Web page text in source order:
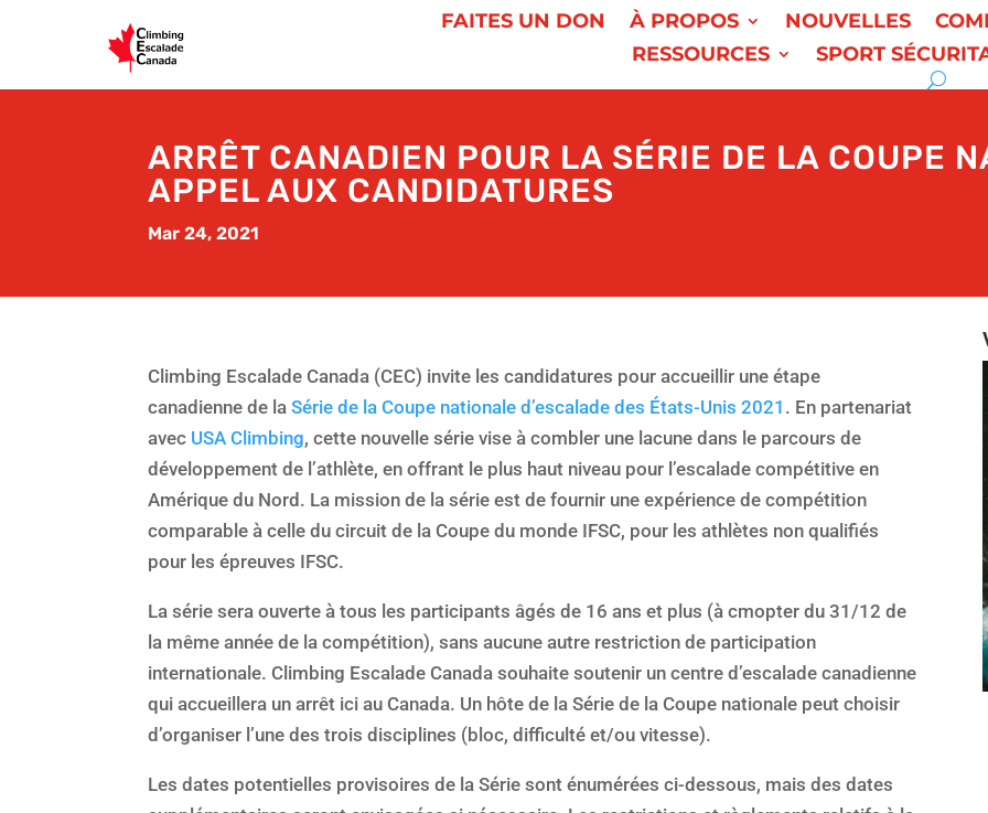
FAITES UN DON À PROPOS NOUVELLES
RESSOURCES
SPORT
ARRÊT CANADIEN POUR LA SÉRIE DE LA COUPE
APPEL AUX CANDIDATURES
Mar 24, 2021
Climbing Escalade Canada (CEC) invite les candidatures pour accueillir une étape
canadienne de laSérie de la Coupe nationale d’escalade des États-Unis 2021 . En partenariat
avec USA Climbing, cette nouvelle série vise à combler une lacune dans le parcours de
développement de l’athlète, en offrant le plus haut niveau pour l’escalade compétitive en
Amérique du Nord. La mission de la série est de fournir une expérience de compétition
comparable à celle du circuit de la Coupe du monde IFSC, pour les athlètes non qualifiés
pour les épreuves IFSC.
La série sera ouverte à tous les participants âgés de 16 ans et plus (à cmopter du 31/12 de
la même année de la compétition), sans aucune autre restriction de participation
internationale. Climbing Escalade Canada souhaite soutenir un centre d’escalade canadienne
qui accueillera un arrêt ici au Canada. Un hôte de la Série de la Coupe nationale peut choisir
d’organiser l’une des trois disciplines (bloc, difficulté et/ou vitesse).
Les dates potentielles provisoires de la Série sont énumérées ci-dessous, mais des dates